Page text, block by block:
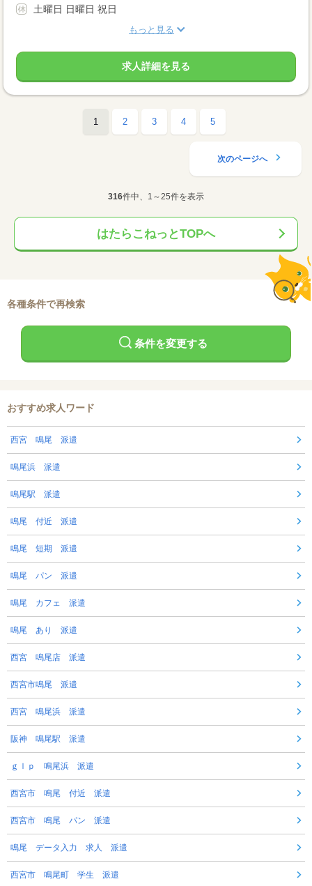
土曜日 日曜日 祝日
もっと見る
求人詳細を見る
1 2 3 4 5
次のページへ
316件中、1～25件を表示
はたらこねっとTOPへ
各種条件で再検索
条件を変更する
おすすめ求人ワード
西宮 鳴尾 派遣
鳴尾浜 派遣
鳴尾駅 派遣
鳴尾 付近 派遣
鳴尾 短期 派遣
鳴尾 パン 派遣
鳴尾 カフェ 派遣
鳴尾 あり 派遣
西宮 鳴尾店 派遣
西宮市鳴尾 派遣
西宮 鳴尾浜 派遣
阪神 鳴尾駅 派遣
ｇｌｐ 鳴尾浜 派遣
西宮市 鳴尾 付近 派遣
西宮市 鳴尾 パン 派遣
鳴尾 データ入力 求人 派遣
西宮市 鳴尾町 学生 派遣